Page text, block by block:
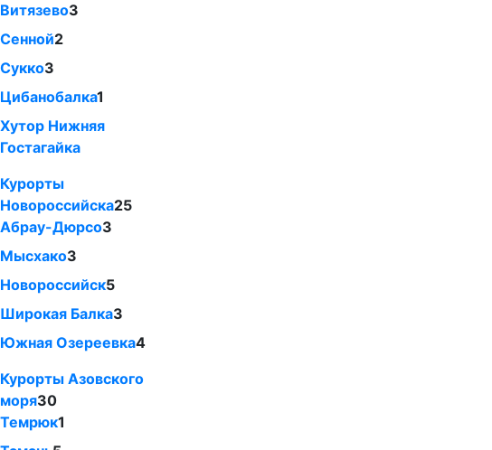
Витязево3
Сенной2
Сукко3
Цибанобалка1
Хутор Нижняя
Гостагайка
Курорты
Новороссийска25
Абрау-Дюрсо3
Мысхако3
Новороссийск5
Широкая Балка3
Южная Озереевка4
Курорты Азовского
моря30
Темрюк1